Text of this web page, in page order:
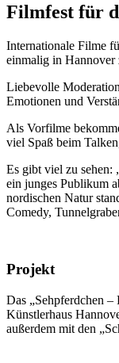
Filmfest für
Internationale Filme
einmalig in Hannover
Liebevolle
Emotionen und
Als Vorfilme
viel Spaß beim
Es gibt viel zu sehen:
ein junges Publikum
nordischen Natur
Comedy,
Projekt
Das „Sehpferdchen
Künstlerhaus
außerdem mit den